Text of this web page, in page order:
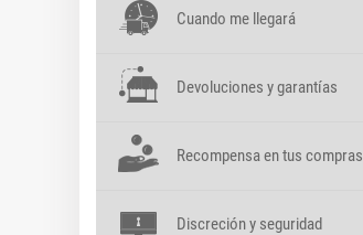
Cuando me llegará
Devoluciones y garantías
Recompensa en tus compras
Discreción y seguridad